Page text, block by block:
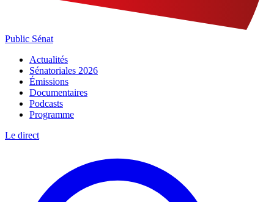
Public Sénat
Actualités
Sénatoriales 2026
Émissions
Documentaires
Podcasts
Programme
Le direct